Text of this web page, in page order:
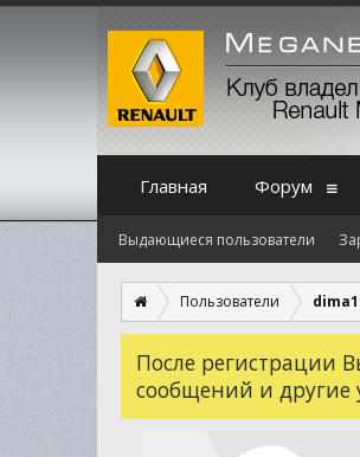
Пользователи
После регистрации
сообщений и другие
Главная Форум
Выдающиеся пользователи